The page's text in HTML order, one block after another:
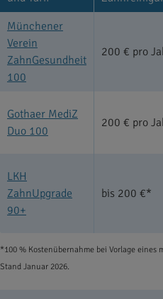
Münchener
Verein
ZahnGesundheit
100
200 € pro
Gothaer MediZ
Duo 100
200 € pro
LKH
ZahnUpgrade
90+
bis 200 €*
*100 % Kostenübernahme bei Vorlage
Stand Januar 2026.